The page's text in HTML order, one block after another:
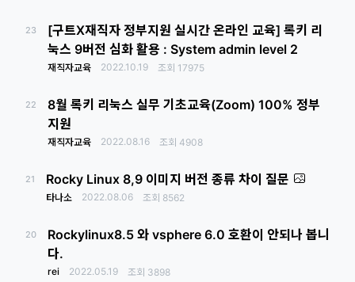
23
[구트X재직자 정부지원 실시간 온라인 교육] 록키 리
눅스 9버전 심화 활용 : System admin level 2
재직자교육 2022.10.19 조회 17975
22
8월 록키 리눅스 실무 기초교육(Zoom) 100% 정부
지원
재직자교육 2022.08.16 조회 4908
21 Rocky Linux 8,9 이미지 버전 종류 차이 질문
타나소 2022.08.06 조회 8562
20
Rockylinux8.5 와 vsphere 6.0 호환이 안되나 봅니
다.
rei 2022.05.19 조회 3898